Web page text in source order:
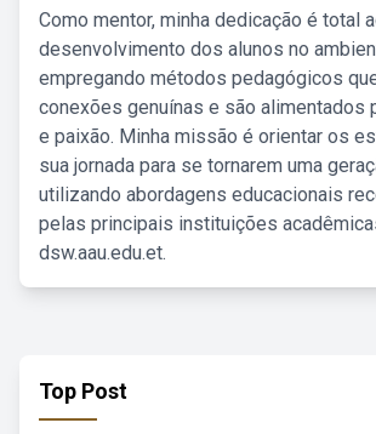
Como mentor, minha dedicação é total
desenvolvimento dos alunos no
empregando métodos pedagógicos
conexões genuínas e são alimentados
e paixão. Minha missão é orientar os
sua jornada para se tornarem uma
utilizando abordagens educacionais
pelas principais instituições
dsw.aau.edu.et.
Top Post